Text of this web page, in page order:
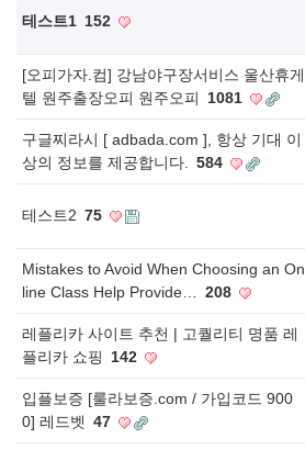
테스트1 152
[오피가자.컴] 강남야구장서비스 울산휴게
텔 원주출장오피 원주오피
1081
구글찌라시 [ adbada.com ], 항상 기대 이
상의 정보를 제공합니다.
584
테스트2 75
Mistakes to Avoid When Choosing an On
line Class Help Provide…
208
레플리카 사이트 추천 | 고퀄리티 명품 레
플리카 쇼핑
142
입플보증 [룰라보증.com / 가입코드 900
0] 레드벳 47